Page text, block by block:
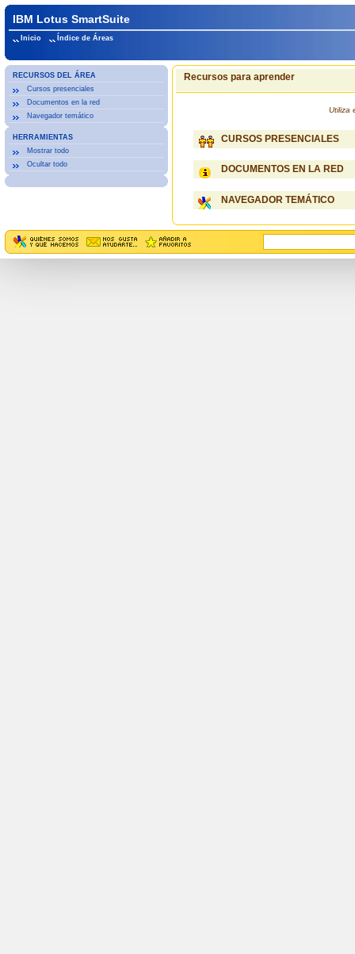
IBM Lotus SmartSuite
Inicio Índice de Áreas
RECURSOS DEL ÁREA
Cursos presenciales
Documentos en la red
Navegador temático
HERRAMIENTAS
Mostrar todo
Ocultar todo
Recursos para aprender
Utiliza
CURSOS PRESENCIALES
DOCUMENTOS EN LA RED
NAVEGADOR TEMÁTICO